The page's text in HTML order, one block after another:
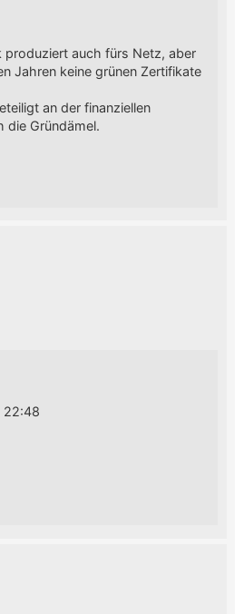
auch fürs Netz, aber
Jahren keine grünen Zertifikate
an der finanziellen
die Gründämel.
22:48